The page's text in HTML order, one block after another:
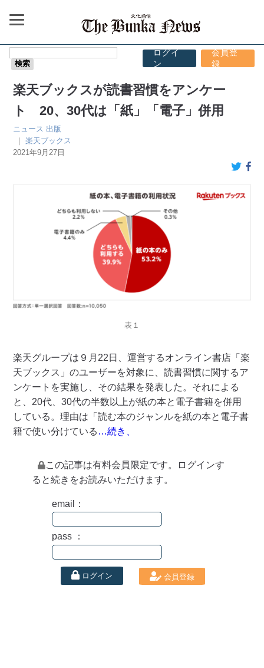
ログイ
ン
会員登
録
楽天ブックスが読書習慣をアンケー
ト 20、30代は「紙」「電子」併用
ニュース 出版
｜楽天ブックス
2021年9月27日
表１
楽天グループは９月22日、運営するオンライン書店「楽
天ブックス」のユーザーを対象に、読書習慣に関するア
ンケートを実施し、その結果を発表した。それによる
と、20代、30代の半数以上が紙の本と電子書籍を併用
している。理由は「読む本のジャンルを紙の本と電子書
籍で使い分けている …続き、
この記事は有料会員限定です。ログインす
ると続きをお読みいただけます。
email：
pass ：
ログイン 会員登録